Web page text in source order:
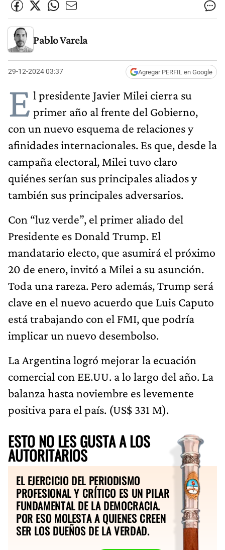
Pablo Varela
29-12-2024 03:37 Agregar PERFIL en Google
E l presidente Javier Milei cierra su
primer año al frente del Gobierno,
con un nuevo esquema de relaciones y
afinidades internacionales. Es que, desde la
campaña electoral, Milei tuvo claro
quiénes serían sus principales aliados y
también sus principales adversarios.
Con “luz verde”, el primer aliado del
Presidente es Donald Trump. El
mandatario electo, que asumirá el próximo
20 de enero, invitó a Milei a su asunción.
Toda una rareza. Pero además, Trump será
clave en el nuevo acuerdo que Luis Caputo
está trabajando con el FMI, que podría
implicar un nuevo desembolso.
La Argentina logró mejorar la ecuación
comercial con EE.UU. a lo largo del año. La
balanza hasta noviembre es levemente
positiva para el país. (US$ 331 M).
ESTO NO LES GUSTA A LOS
AUTORITARIOS
EL EJERCICIO DEL PERIODISMO
PROFESIONAL Y CRÍTICO ES UN PILAR
FUNDAMENTAL DE LA DEMOCRACIA.
POR ESO MOLESTA A QUIENES CREEN
SER LOS DUEÑOS DE LA VERDAD.